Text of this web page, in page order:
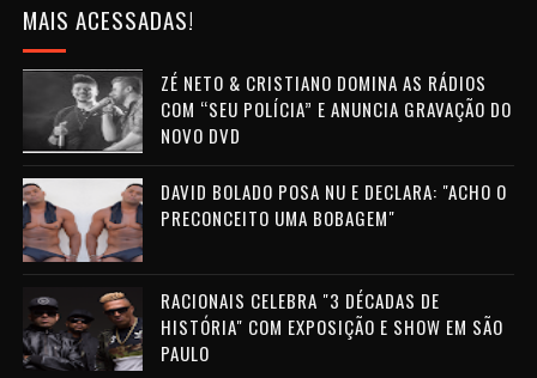
MAIS ACESSADAS!
ZÉ NETO & CRISTIANO DOMINA AS RÁDIOS
COM “SEU POLÍCIA” E ANUNCIA GRAVAÇÃO DO
NOVO DVD
DAVID BOLADO POSA NU E DECLARA: "ACHO O
PRECONCEITO UMA BOBAGEM"
RACIONAIS CELEBRA "3 DÉCADAS DE
HISTÓRIA" COM EXPOSIÇÃO E SHOW EM SÃO
PAULO